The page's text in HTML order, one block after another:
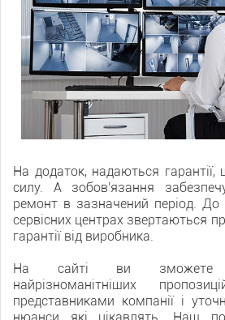
На додаток, надаються
силу. А зобов'язання
ремонт в зазначений період.
сервісних центрах звертаються
гарантії від виробника.
На сайті ви зможете
найрізноманітніших
представниками компанії і